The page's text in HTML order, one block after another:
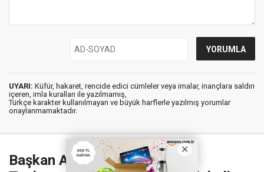
UYARI: Küfür, hakaret, rencide edici cümleler veya imalar, inançlara saldırı
içeren, imla kuralları ile yazılmamış,
Türkçe karakter kullanılmayan ve büyük harflerle yazılmış yorumlar
onaylanmamaktadır.
Başkan Akpınar 101. Mahalle